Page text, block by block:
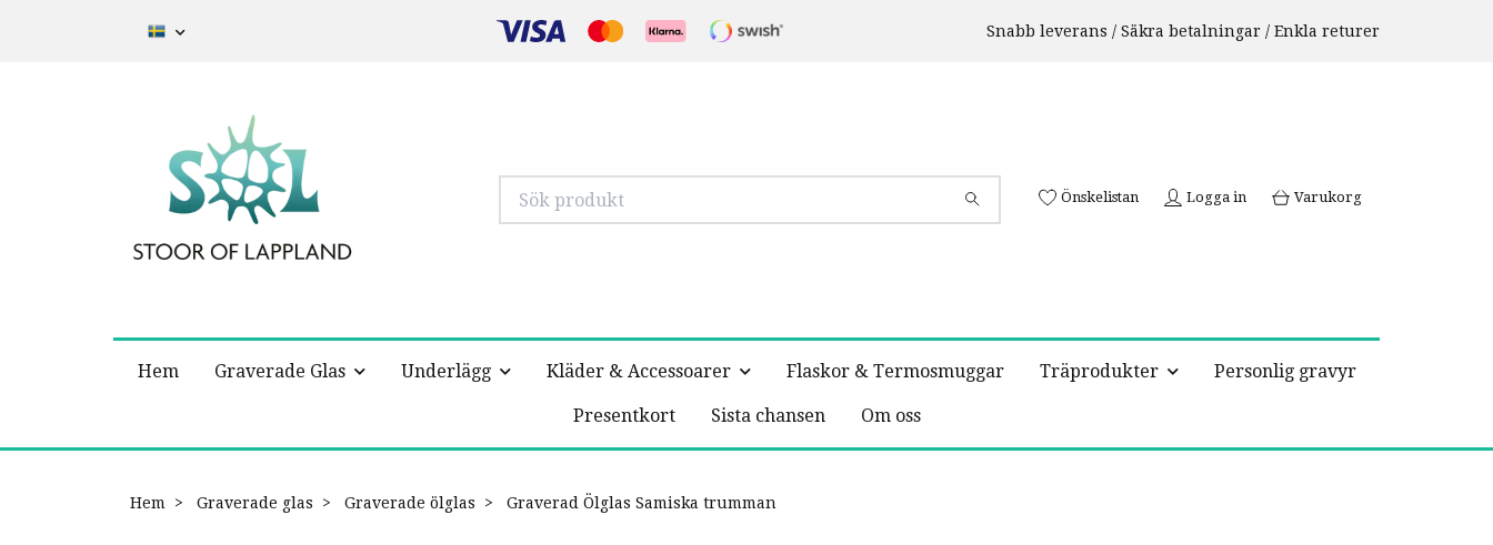
Snabb leverans / Säkra betalningar / Enkla returer
Önskelistan Logga in Varukorg
Hem Graverade Glas Underlägg Kläder & Accessoarer Flaskor & Termosmuggar Träprodukter Personlig gravyr
Presentkort Sista chansen Om oss
Hem Graverade glas Graverade ölglas Graverad Ölglas Samiska trumman